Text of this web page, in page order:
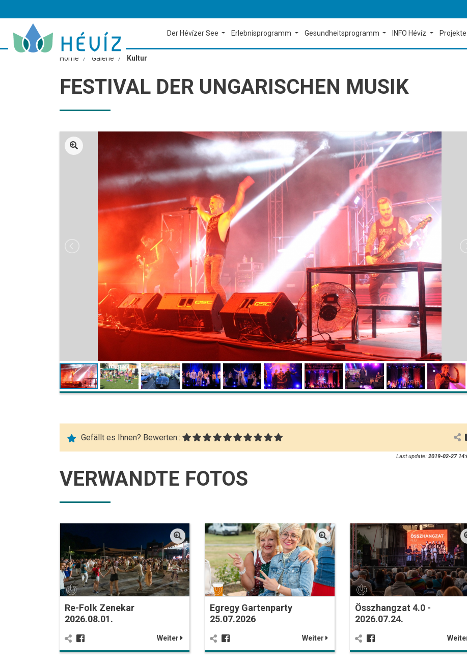
Der Hévízer See Erlebnisprogramm Gesundheitsprogramm INFO Hévíz Projekte
Home Galerie Kultur
FESTIVAL DER UNGARISCHEN MUSIK
Gefällt es Ihnen? Bewerten::
Last update: 2019-02-27
VERWANDTE FOTOS
Re-Folk Zenekar
2026.08.01.
Weiter
Egregy Gartenparty
25.07.2026
Weiter
Összhangzat 4.0 -
2026.07.24.